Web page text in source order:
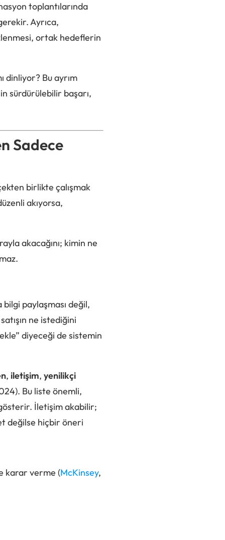
toplantılarında
Ayrıca,
ortak hedeflerin
dinliyor? Bu ayrım
sürdürülebilir başarı,
Sadece
birlikte çalışmak
akıyorsa,
akacağını; kimin ne
paylaşması değil,
ne istediğini
diyeceği de sistemin
, iletişim, yenilikçi
Bu liste önemli,
gösterir. İletişim akabilir;
değilse hiçbir öneri
karar verme (McKinsey,